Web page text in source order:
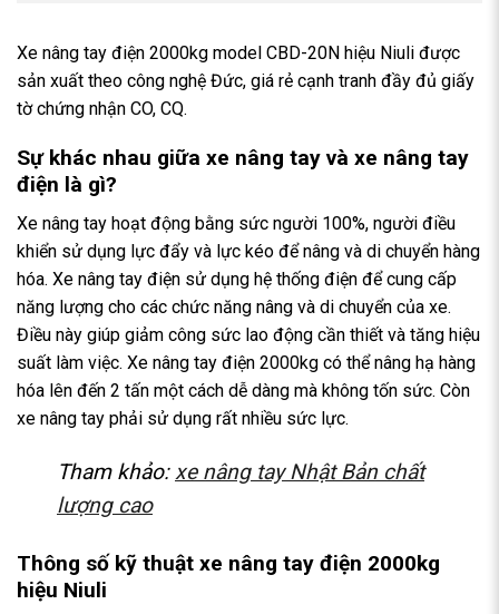
Xe nâng tay điện 2000kg model CBD-20N hiệu Niuli được
sản xuất theo công nghệ Đức, giá rẻ cạnh tranh đầy đủ giấy
tờ chứng nhận CO, CQ.
Sự khác nhau giữa xe nâng tay và xe nâng tay
điện là gì?
Xe nâng tay hoạt động bằng sức người 100%, người điều
khiển sử dụng lực đẩy và lực kéo để nâng và di chuyển hàng
hóa. Xe nâng tay điện sử dụng hệ thống điện để cung cấp
năng lượng cho các chức năng nâng và di chuyển của xe.
Điều này giúp giảm công sức lao động cần thiết và tăng hiệu
suất làm việc. Xe nâng tay điện 2000kg có thể nâng hạ hàng
hóa lên đến 2 tấn một cách dễ dàng mà không tốn sức. Còn
xe nâng tay phải sử dụng rất nhiều sức lực.
Tham khảo:xe nâng tay Nhật Bản chất
lượng cao
Thông số kỹ thuật xe nâng tay điện 2000kg
hiệu Niuli